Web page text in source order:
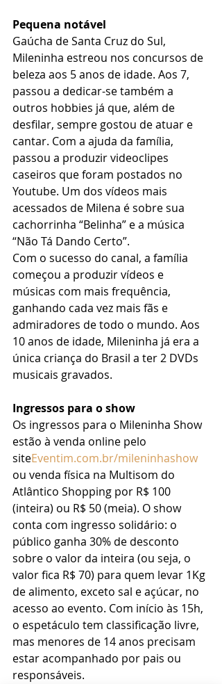
Pequena notável
Gaúcha de Santa Cruz do Sul,
Mileninha estreou nos concursos de
beleza aos 5 anos de idade. Aos 7,
passou a dedicar-se também a
outros hobbies já que, além de
desfilar, sempre gostou de atuar e
cantar. Com a ajuda da família,
passou a produzir videoclipes
caseiros que foram postados no
Youtube. Um dos vídeos mais
acessados de Milena é sobre sua
cachorrinha “Belinha” e a música
“Não Tá Dando Certo”.
Com o sucesso do canal, a família
começou a produzir vídeos e
músicas com mais frequência,
ganhando cada vez mais fãs e
admiradores de todo o mundo. Aos
10 anos de idade, Mileninha já era a
única criança do Brasil a ter 2 DVDs
musicais gravados.
Ingressos para o show
Os ingressos para o Mileninha Show
estão à venda online pelo
siteEventim.com.br/mileninhashow
ou venda física na Multisom do
Atlântico Shopping por R$ 100
(inteira) ou R$ 50 (meia). O show
conta com ingresso solidário: o
público ganha 30% de desconto
sobre o valor da inteira (ou seja, o
valor fica R$ 70) para quem levar 1Kg
de alimento, exceto sal e açúcar, no
acesso ao evento. Com início às 15h,
o espetáculo tem classificação livre,
mas menores de 14 anos precisam
estar acompanhado por pais ou
responsáveis.